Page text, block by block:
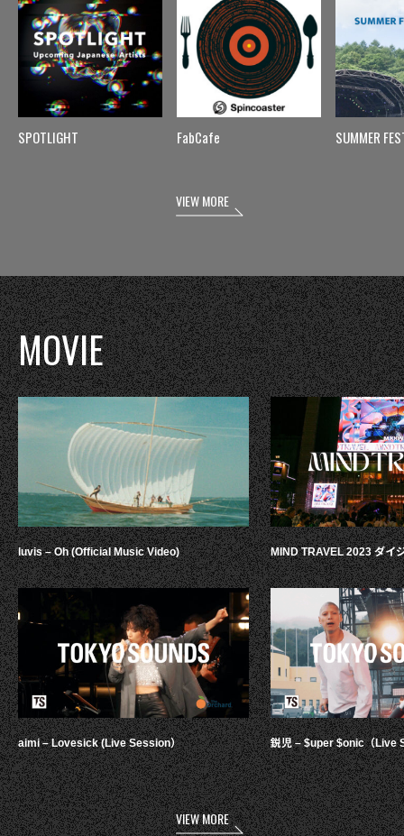
SPOTLIGHT FabCafe SUMMER
VIEW MORE
MOVIE
luvis – Oh (Official Music Video)
aimi – Lovesick (Live Session）
MIND TRAVEL 2023 ダイ
鋭児 – $uper $onic（Live
VIEW MORE